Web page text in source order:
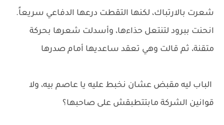
شعرت بالارتباك، لكنها التقطت درعها الدفاعي سريعاً.
انحنت ببرود لتنتعل حذاءها، وأسدلت شعرها بحركة
متقنة، ثم قالت وهي تعقد ساعديها أمام صدرها
الباب ليه مقبض عشان نخبط عليه يا عاصم بيه، ولا
قوانين الشركة مابتتطبقش على صاحبها؟